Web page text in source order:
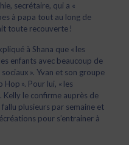
secrétaire, qui a «
à papa tout au long de
toute recouverte !
à Shana que « les
enfants avec beaucoup de
». Yvan et son groupe
». Pour lui, « les
Kelly le confirme auprès de
fallu plusieurs par semaine et
pour s’entrainer à